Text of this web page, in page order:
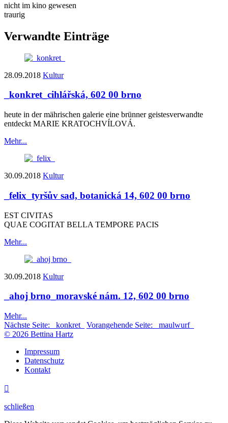
nicht im kino gewesen
traurig
Verwandte Einträge
28.09.2018 Kultur
_konkret_ cihlářská, 602 00 brno
heute in der mährischen galerie eine brünner geistesverwandte
entdeckt MARIE KRATOCHVÍLOVÁ.
Mehr...
30.09.2018 Kultur
_felix_ tyršův sad, botanická 14, 602 00 brno
EST CIVITAS
QUAE COGITAT BELLA TEMPORE PACIS
Mehr...
30.09.2018 Kultur
_ahoj brno_ moravské nám. 12, 602 00 brno
Mehr...
Nächste Seite:
_konkret_ Vorangehende Seite:
_maulwurf_
© 2026 Bettina Hartz
Impressum
Datenschutz
Kontakt

schließen